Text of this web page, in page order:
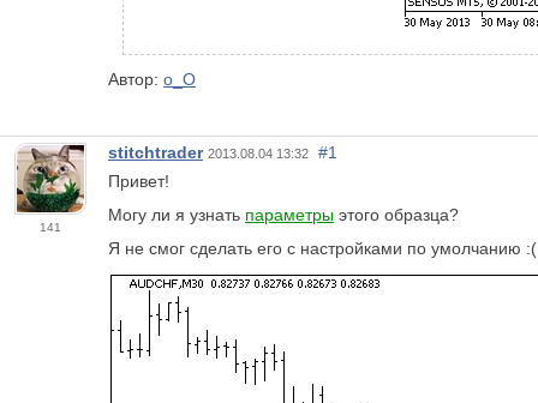
Автор: o_O
141
stitchtrader 2013.08.04 13:32
#1
Привет!
Могу ли я узнать параметры этого образца?
Я не смог сделать его с настройками по умолчанию :(